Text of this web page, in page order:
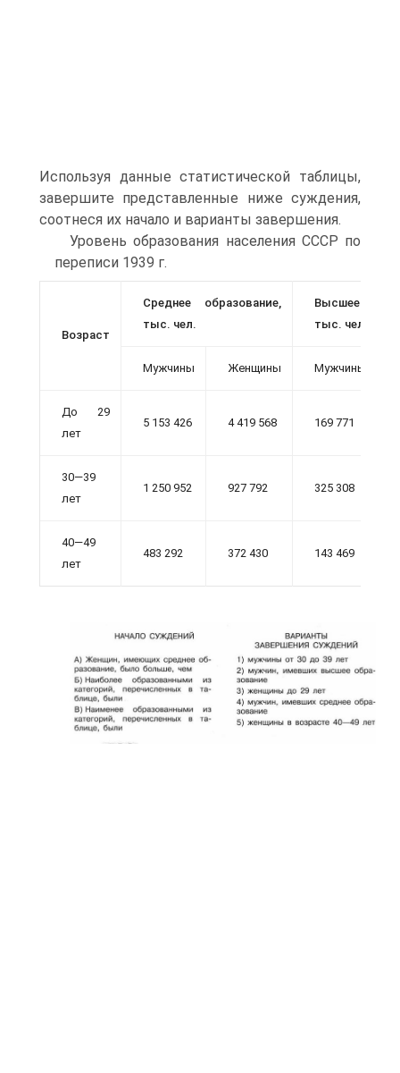
Используя данные статистической таблицы,
завершите представленные ниже суждения,
соотнеся их начало и варианты завершения.
Уровень образования населения СССР по
переписи 1939 г.
Возраст
Среднее образование,
тыс. чел.
Высшее
тыс. чел.
Мужчины Женщины Мужчины
До 29
лет
5 153 426 4 419 568 169 771
30—39
лет
1 250 952 927 792 325 308
40—49
лет
483 292 372 430 143 469